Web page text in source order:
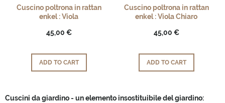
Cuscino poltrona in rattan
enkel : Viola
45,00 €
ADD TO CART
Cuscino poltrona in rattan
enkel : Viola Chiaro
45,00 €
ADD TO CART
Cuscini da giardino - un elemento insostituibile del giardino: